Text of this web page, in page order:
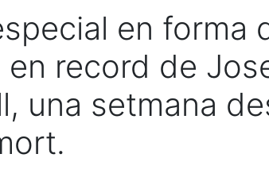
en forma
record de
una setmana